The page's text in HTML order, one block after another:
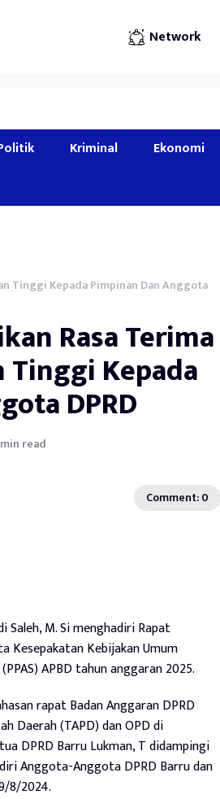
Network
Kriminal Ekonomi
Tinggi Kepada Pimpinan Dan Anggota
Rasa Terima
Tinggi Kepada
DPRD
read
Comment: 0
Saleh, M. Si menghadiri Rapat
Kesepakatan Kebijakan Umum
APBD tahun anggaran 2025.
rapat Badan Anggaran DPRD
Daerah (TAPD) dan OPD di
DPRD Barru Lukman, T didampingi
Anggota-Anggota DPRD Barru dan
8/2024.